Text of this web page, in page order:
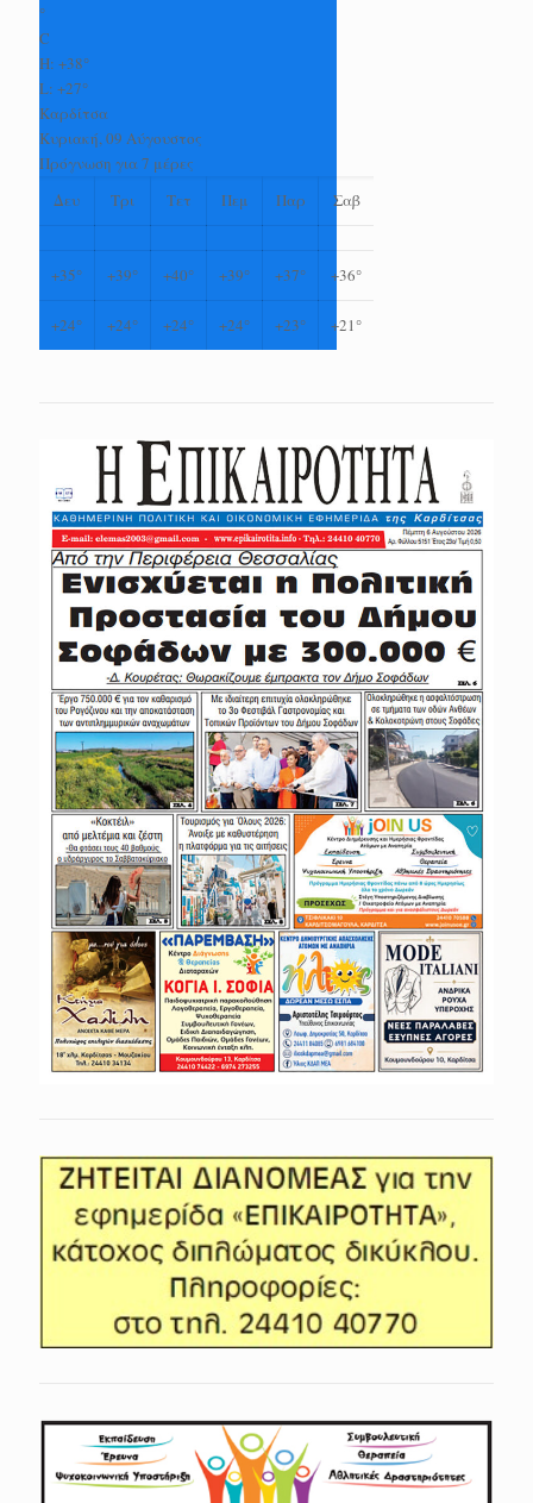
°
C
H: +38°
L: +27°
Καρδίτσα
Κυριακή, 09 Αύγουστος
Πρόγνωση για 7 μέρες
Δευ
Τρι Τετ Πεμ Παρ Σαβ
+35° +39° +40° +39° +37° +36°
+24° +24° +24° +24° +23° +21°